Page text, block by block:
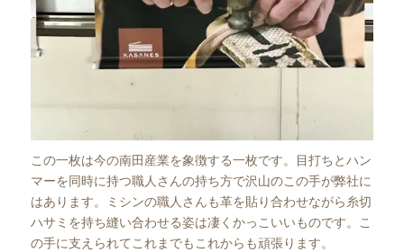
この一枚は今の南田産業を象徴する一枚です。目打ちとハン
マーを同時に持つ職人さんの持ち方で沢山のこの手が弊社に
はあります。ミシンの職人さんも革を貼り合わせながら糸切
ハサミを持ち縫い合わせる姿は凄くかっこいいものです。こ
の手に支えられてこれまでもこれからも頑張ります。